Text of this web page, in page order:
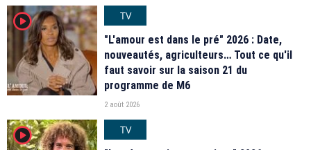
player2
TV
"L'amour est dans le pré" 2026 : Date,
nouveautés, agriculteurs… Tout ce qu'il
faut savoir sur la saison 21 du
programme de M6
2 août 2026
player2
TV